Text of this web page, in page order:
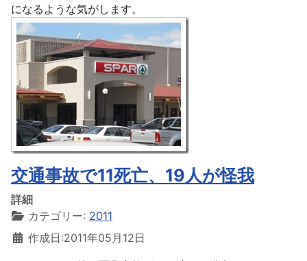
になるような気がします。
交通事故で11死亡、19人が怪我
詳細
カテゴリー: 2011
作成日:2011年05月12日